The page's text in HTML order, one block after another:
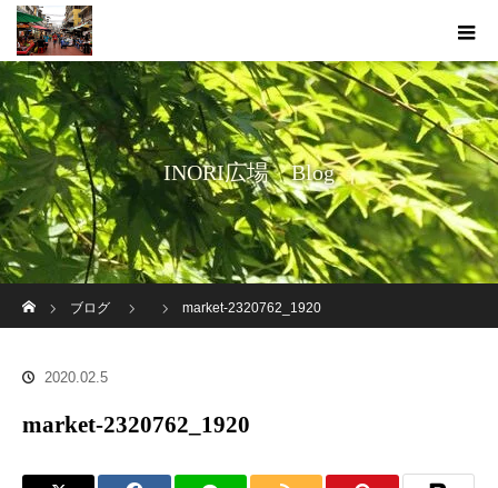
INORI広場 Blog
ブログ
market-2320762_1920
2020.02.5
market-2320762_1920